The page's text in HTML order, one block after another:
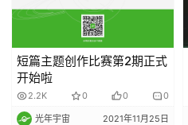
短篇主题创作比赛第2期正式
开始啦
2.2K 0 0 0
光年宇宙 2021年11月25日